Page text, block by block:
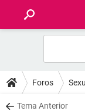
FOROS
SALUD
Foros
Tema Anterior